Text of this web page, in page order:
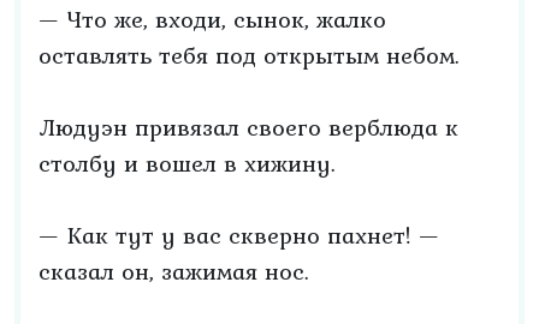
— Что же, входи, сынок, жалко
оставлять тебя под открытым небом.
Людуэн привязал своего верблюда к
столбу и вошел в хижину.
— Как тут у вас скверно пахнет! —
сказал он, зажимая нос.